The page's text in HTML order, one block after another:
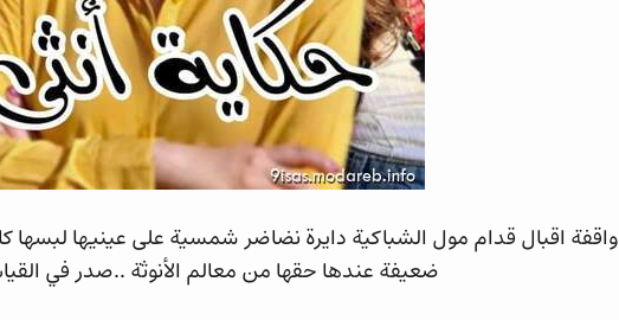
واقفة اقبال قدام مول الشباكية دايرة نضاضر شمسية على عينيها لبسها
ضعيفة عندها حقها من معالم الأنوثة ..صدر في